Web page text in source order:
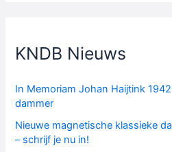
KNDB Nieuws
In Memoriam Johan Haijtink
dammer
Nieuwe magnetische klassieke
– schrijf je nu in!